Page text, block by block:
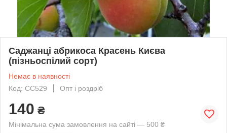
Саджанці абрикоса Красень Києва
(пізньоспілий сорт)
Немає в наявності
Код: СС529
Опт і роздріб
140 ₴
Мінімальна сума замовлення на сайті — 500 ₴